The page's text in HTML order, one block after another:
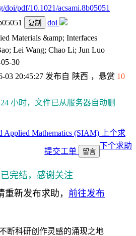
doi/pdf/10.1021/acsami.8b05051
复制 doi
Materials &amp; Interfaces
Lei Wang; Chao Li; Jun Luo
30
03 20:45:27 发布自 陕西 ，悬赏 10
小时，文件已从服务器自动删
上个求
下个求助
提交工单 留言
完结，感谢关注
新发布求助， 前往发布
断科研创作灵感的涌现之地